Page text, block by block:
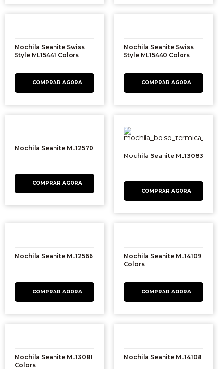
Mochila Seanite Swiss
Style ML15441 Colors
Mochila Seanite Swiss
Style ML15440 Colors
Mochila Seanite ML12570
Mochila Seanite ML13083
Mochila Seanite ML12566
Mochila Seanite ML14109
Colors
Mochila Seanite ML13081
Colors
Mochila Seanite ML14108